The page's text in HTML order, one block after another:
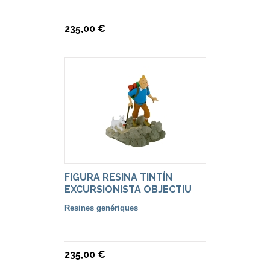
235,00 €
FIGURA RESINA TINTÍN
EXCURSIONISTA OBJECTIU
LA LLUNA.
Resines genériques
235,00 €